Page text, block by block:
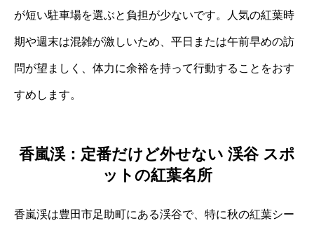
が短い駐車場を選ぶと負担が少ないです。人気の紅葉時
期や週末は混雑が激しいため、平日または午前早めの訪
問が望ましく、体力に余裕を持って行動することをおす
すめします。
香嵐渓：定番だけど外せない 渓谷 スポ
ットの紅葉名所
香嵐渓は豊田市足助町にある渓谷で、特に秋の紅葉シー